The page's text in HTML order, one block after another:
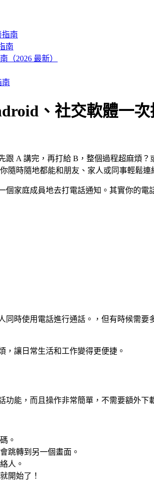
南
南
（2026 最新）
南
、社交軟體一次
A 講完，再打給 B，整個過程超麻煩
隨時隨地都能和朋友、家人或同事輕鬆連
家庭成員地去打電話通知。其實你的
時使用電話進行通話。，但有時候需
，讓日常生活和工作變得更便捷。
功能，而且操作非常簡單，不需要額外
。
跳轉到另一個畫面。
人。
開始了！